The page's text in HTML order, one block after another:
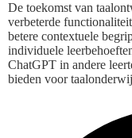
De toekomst van
verbeterde
betere contextuele
individuele
ChatGPT in andere
bieden voor